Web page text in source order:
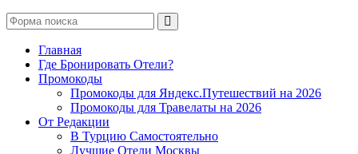
Главная
Где Бронировать Отели?
Промокоды
Промокоды для Яндекс.Путешествий на 2026
Промокоды для Травелаты на 2026
От Редакции
В Турцию Самостоятельно
Лучшие Отели Москвы